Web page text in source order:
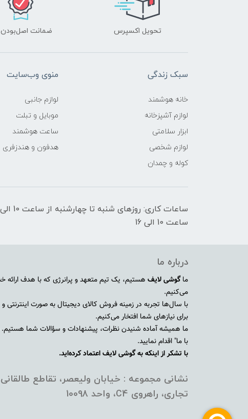
تحویل اکسپرس ضمانت اصل‌بودن
سبک زندگی
خانه هوشمند
لوازم آشپزخانه
ابزار سلامتی
لوازم شخصی
کوله و چمدان
منوی وب‌سایت
لوازم جانبی
موبایل و تبلت
ساعت هوشمند
هدفون و هندزفری
ساعت 10 الی 16
درباره ما
ماگوشی لایف هستیم، یک تیم متعهد و پرانرژی که با هدف
می‌کنیم.
با سال‌ها تجربه در زمینه فروش کالای دیجیتال به صورت اینترنتی و
برای نیازهای شما افتخار می‌کنیم.
ما همیشه آماده شنیدن نظرات، پیشنهادات و سؤالات شما هستیم.
با ما" اقدام نمایید.
با تشکر از اینکه به گوشی لایف اعتماد کرده‌اید.
نشانی مجموعه : خیابان ولیعصر، تقاطع
تجاری، راهروی C4، واحد 10098